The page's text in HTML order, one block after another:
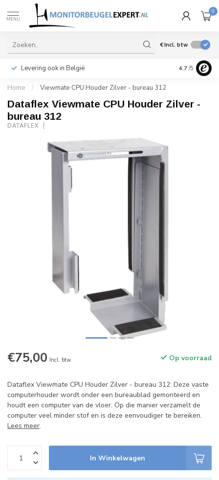
MENU
0
€Incl. btw
Levering ook in België Snelle
4.7 /5
Home / Viewmate CPU Houder Zilver - bureau 312
Dataflex Viewmate CPU Houder Zilver -
bureau 312
DATAFLEX
€75,00 Incl. btw Op voorraad
Dataflex Viewmate CPU Houder Zilver - bureau 312: Deze vaste
computerhouder wordt onder een bureaublad gemonteerd en
houdt een computer van de vloer. Op die manier verzamelt de
computer veel minder stof en is deze eenvoudiger te bereiken.
Lees meer.
In Winkelwagen